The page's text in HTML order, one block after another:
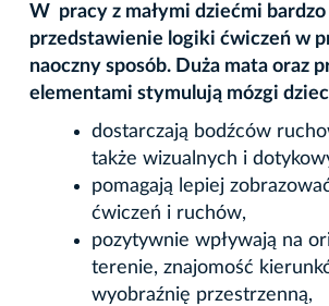
W pracy z małymi dziećmi
przedstawienie logiki ćwiczeń w
naoczny sposób. Duża mata oraz
elementami stymulują mózgi
dostarczają bodźców
także wizualnych i
pomagają lepiej
ćwiczeń i ruchów,
pozytywnie wpływają na
terenie, znajomość
wyobraźnię przestrzenną,